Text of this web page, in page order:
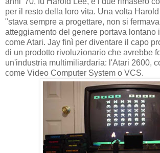
per il resto della loro vita. Una volta
"stava sempre a progettare, non si
atteggiamento del genere portava lontano
come Atari. Jay finì per diventare il capo
di un prodotto rivoluzionario che avrebbe
un'industria multimiliardaria: l'Atari 2600,
come Video Computer System o VCS.